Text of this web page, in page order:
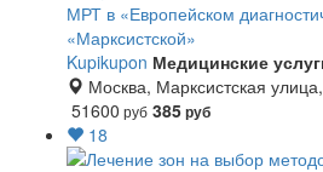
МРТ в «Европейском
«Марксистской»
Kupikupon Медицинские
Москва, Марксистская
51600 руб 385руб
18